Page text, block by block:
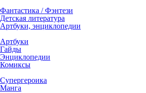
Фантастика / Фэнтези
Детская литература
Артбуки, энциклопедии
Артбуки
Гайды
Энциклопедии
Комиксы
Супергероика
Манга